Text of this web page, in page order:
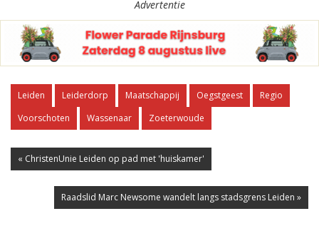
Advertentie
Leiden Leiderdorp Maatschappij Oegstgeest
Regio
Voorschoten
Wassenaar Zoeterwoude
« ChristenUnie Leiden op pad met 'huiskamer'
Raadslid Marc Newsome wandelt langs stadsgrens Leiden »